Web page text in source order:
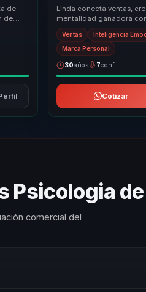
de
de
del
Linda conecta ventas,
mentalidad ganadora
mucho mas utiles para
sostene...
Ventas Inteligencia
Marca Personal
30años 7conf.
Cotizar
Psicologia
comercial del